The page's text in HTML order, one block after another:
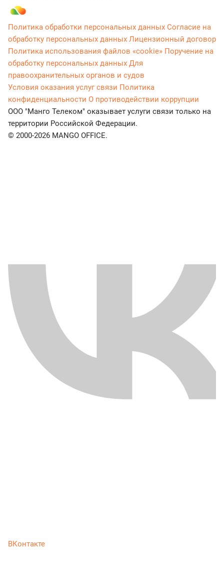
Политика обработки персональных данных Согласие на
обработку персональных данных Лицензионный договор
Политика использования файлов «cookie» Поручение на
обработку персональных данных Для
правоохранительных органов и судов
Условия оказания услуг связи Политика
конфиденциальности О противодействии коррупции
ООО "Манго Телеком" оказывает услуги связи только на
территории Российской Федерации.
© 2000-2026 MANGO OFFICE.
ВКонтакте